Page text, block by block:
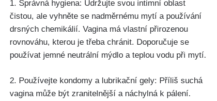
1. Správná hygiena: Udržujte svou intimní oblast
čistou, ale vyhněte se nadměrnému mytí a používání
drsných ‍chemikálií. Vagina má vlastní přirozenou
rovnováhu, kterou je třeba chránit. Doporučuje se
‌používat‌ jemné ‌neutrální‌ mýdlo‍ a teplou vodu při mytí.
2. ‍Používejte kondomy a lubrikační gely: ⁢Příliš suchá
⁢vagina může být zranitelnější a ⁤náchylná⁢ k pálení.